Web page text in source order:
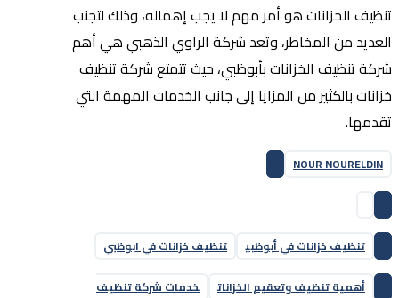
تنظيف الخزانات هو أمر مهم لا يجب إهماله، وذلك لتجنب
العديد من المخاطر، وتعد شركة الراوي الذهبي هي أهم
شركة تنظيف الخزانات بأبوظبي، حيث تتمتع شركة تنظيف
خزانات بالكثير من المزايا إلى جانب الخدمات المهمة التي
تقدمها.
NOUR NOURELDIN
تنظيف خزانات في أبوظبي
تنظيف خزانات في ابوظبي
أهمية تنظيف وتعقيم الخزانات
خدمات شركة تنظيف